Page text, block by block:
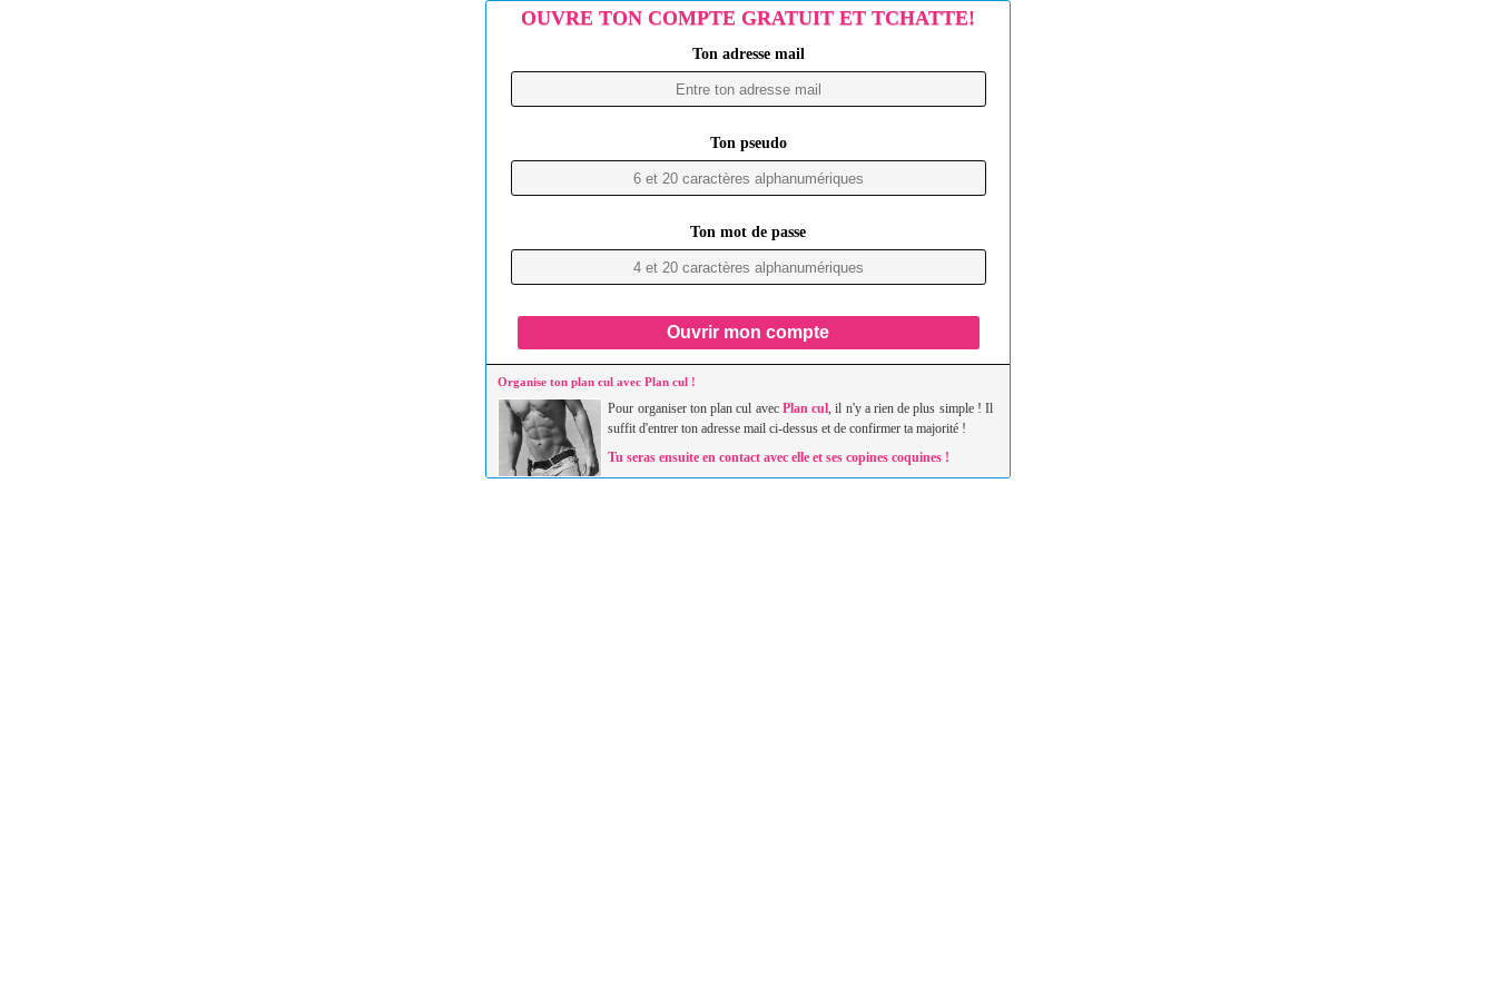
OUVRE TON COMPTE GRATUIT ET TCHATTE!
Ton adresse mail
Ton pseudo
Ton mot de passe
Ouvrir mon compte
Organise ton plan cul avec Plan cul !
Pour organiser ton plan cul avec Plan cul, il n'y a rien de plus simple ! Il
suffit d'entrer ton adresse mail ci-dessus et de confirmer ta majorité !
Tu seras ensuite en contact avec elle et ses copines coquines !